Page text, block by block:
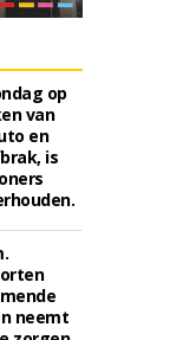
op
van
en
is
neemt